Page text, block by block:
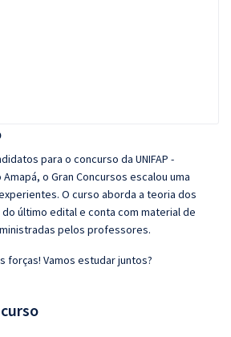
para o concurso da UNIFAP -
o Gran Concursos escalou uma
O curso aborda a teoria dos
último edital e conta com material de
pelos professores.
forças! Vamos estudar juntos?